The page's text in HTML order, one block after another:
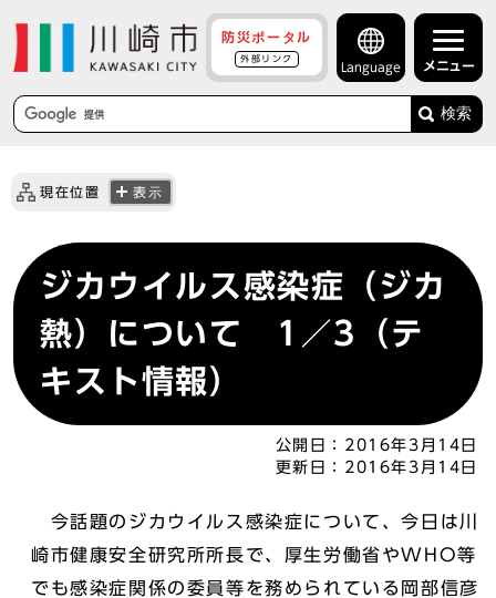
防災ポータル
外部リンク
Language メニュー
検索
現在位置 表示
ジカウイルス感染症（ジカ
熱）について 1／3（テ
キスト情報）
公開日： 2016年3月14日
更新日： 2016年3月14日
今話題のジカウイルス感染症について、今日は川
崎市健康安全研究所所長で、厚生労働省やWHO等
でも感染症関係の委員等を務められている岡部信彦